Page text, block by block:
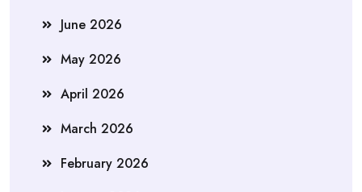
June 2026
May 2026
April 2026
March 2026
February 2026